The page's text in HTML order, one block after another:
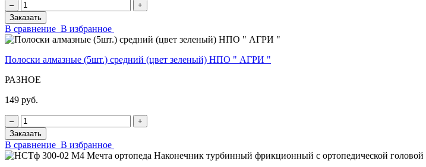
‒
+
Заказать
В сравнение В избранное
Полоски алмазные (5шт.) средний (цвет зеленый) НПО " АГРИ "
РАЗНОЕ
149 руб.
‒
+
Заказать
В сравнение В избранное